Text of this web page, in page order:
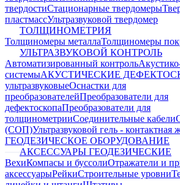
твердостиСтационарные твердомеры
пластмассУльтразвуковой твердомер
ТОЛЩИНОМЕТРИЯ
Толщиномеры металлаТолщиномеры
УЛЬТРАЗВУКОВОЙ КОНТРОЛЬ
Автоматизированный контроль
системыАКУСТИЧЕСКИЕ
ультразвуковыеОснастки для
преобразователейПреобразователи для
дефектоскопаПреобразователи для
толщинометрииСоединительные кабели
(СОП)Ультразвуковой гель - контактная
ГЕОДЕЗИЧЕСКОЕ ОБОРУДОВАНИЕ
АКСЕССУАРЫ ГЕОДЕЗИЧЕСКИЕ
ВехиКомпасы и буссолиОтражатели и
аксессуарыРейкиСтроительные уровни